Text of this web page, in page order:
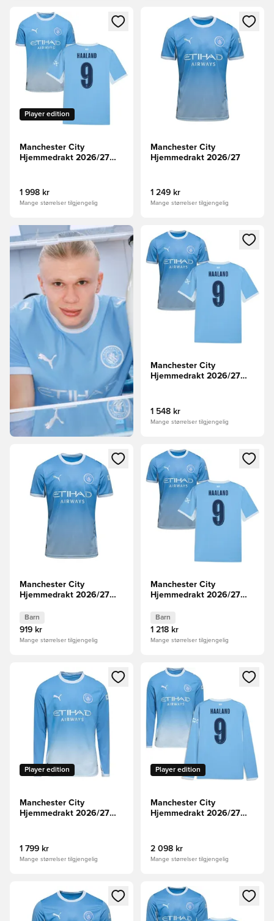
Åpner en Modal for å logge inn eller registrere deg som
Player edition
Manchester City
Hjemmedrakt 2026/27
1 998 kr
Mange størrelser tilgjengelig
Åpner en Modal for å logge
Manchester City
Hjemmedrakt 2026/27
1 249 kr
Mange størrelser tilgjengelig
Åpner en Modal for å logge
Manchester City
Hjemmedrakt 2026/27
1 548 kr
Mange størrelser tilgjengelig
Åpner en Modal for å logge inn eller registrere deg som
Manchester City
Hjemmedrakt 2026/27
Barn
919 kr
Mange størrelser tilgjengelig
Åpner en Modal for å logge
Manchester City
Hjemmedrakt 2026/27
HAALAND 9
Barn
1 218 kr
Mange størrelser tilgjengelig
Åpner en Modal for å logge inn eller registrere deg som
Player edition
Manchester City
Hjemmedrakt 2026/27
1 799 kr
Mange størrelser tilgjengelig
Åpner en Modal for å logge
Player edition
Manchester City
Hjemmedrakt 2026/27
HAALAND 9
2 098 kr
Mange størrelser tilgjengelig
Åpner en Modal for å logge inn eller registrere deg som
Åpner en Modal for å logge